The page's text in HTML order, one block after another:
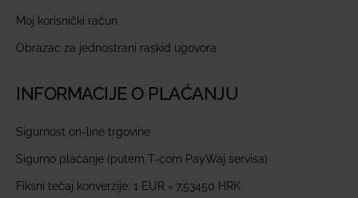
Moj korisnički račun
Obrazac za jednostrani raskid ugovora
INFORMACIJE O PLAĆANJU
Sigurnost on-line trgovine
Sigurno plaćanje (putem T-com PayWaj servisa)
Fiksni tečaj konverzije: 1 EUR = 7,53450 HRK